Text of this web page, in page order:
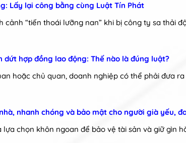
Lấy lại công bằng cùng Luật Tín Phát
“tiến thoái lưỡng nan” khi bị công ty sa thải
hợp đồng lao động: Thế nào là đúng luật?
hoặc chủ quan, doanh nghiệp có thể phải đưa
nhanh chóng và bảo mật cho người già yếu,
chọn khôn ngoan để bảo vệ tài sản và giữ gìn